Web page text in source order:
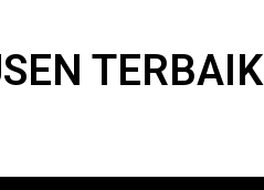
TERBAIK